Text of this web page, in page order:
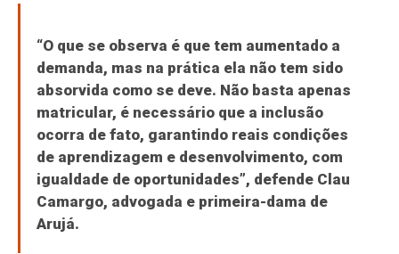
“O que se observa é que tem aumentado a
demanda, mas na prática ela não tem sido
absorvida como se deve. Não basta apenas
matricular, é necessário que a inclusão
ocorra de fato, garantindo reais condições
de aprendizagem e desenvolvimento, com
igualdade de oportunidades”, defende Clau
Camargo, advogada e primeira-dama de
Arujá.